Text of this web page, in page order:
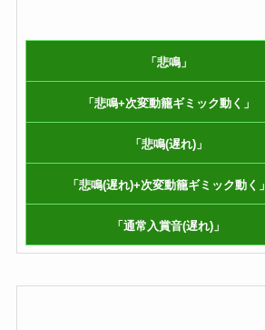
「悲鳴」
「悲鳴+次変動籠ギミック動く」
「悲鳴(遅れ)」
「悲鳴(遅れ)+次変動籠ギミック動く」
「通常入賞音(遅れ)」